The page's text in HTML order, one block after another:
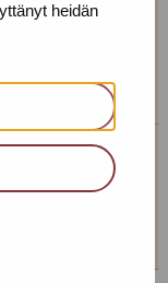
heidän
make
also meet